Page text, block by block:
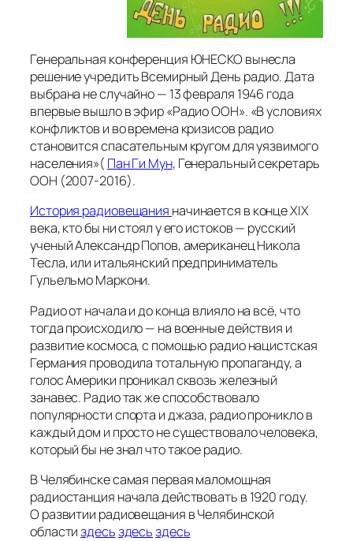
Генеральная конференция ЮНЕСКО вынесла
решение учредить Всемирный День радио. Дата
выбрана не случайно — 13 февраля 1946 года
впервые вышло в эфир «Радио ООН». «В условиях
конфликтов и во времена кризисов радио
становится спасательным кругом для уязвимого
населения»( Пан Ги Мун, Генеральный секретарь
ООН (2007-2016).
История радиовещания начинается в конце XIX
века, кто бы ни стоял у его истоков — русский
ученый Александр Попов, американец Никола
Тесла, или итальянский предприниматель
Гульельмо Маркони.
Радио от начала и до конца влияло на всё, что
тогда происходило — на военные действия и
развитие космоса, с помощью радио нацистская
Германия проводила тотальную пропаганду, а
голос Америки проникал сквозь железный
занавес. Радио так же способствовало
популярности спорта и джаза, радио проникло в
каждый дом и просто не существовало человека,
который бы не знал что такое радио.
В Челябинске самая первая маломощная
радиостанция начала действовать в 1920 году.
О развитии радиовещания в Челябинской
областиздесьздесьздесь